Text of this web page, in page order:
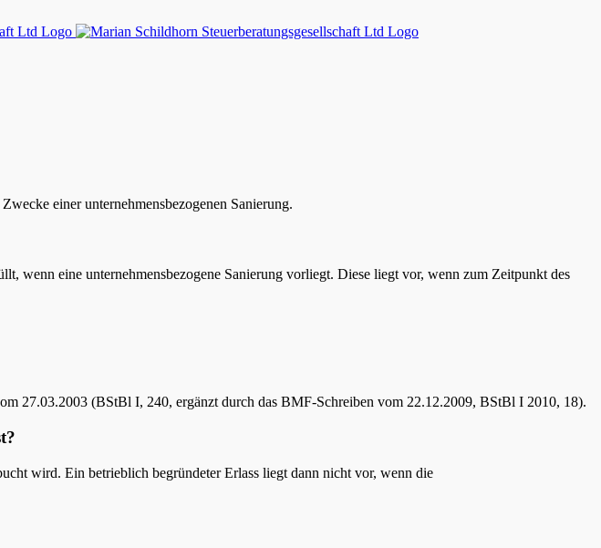
einer unternehmensbezogenen Sanierung.
wenn eine unternehmensbezogene Sanierung vorliegt. Diese liegt vor, wenn zum Zeitpunkt des
27.03.2003 (BStBl I, 240, ergänzt durch das BMF-Schreiben vom 22.12.2009, BStBl I 2010, 18).
wird. Ein betrieblich begründeter Erlass liegt dann nicht vor, wenn die